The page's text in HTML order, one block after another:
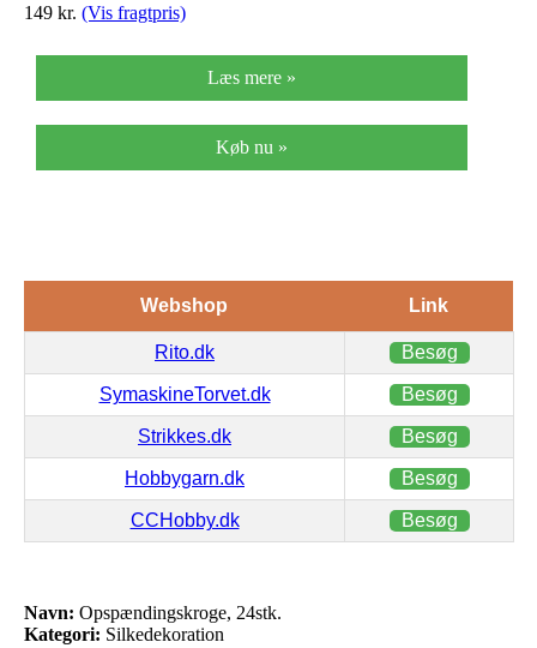
149 kr. (Vis fragtpris)
Læs mere »
Køb nu »
Webshop Link
Rito.dk Besøg
SymaskineTorvet.dk Besøg
Strikkes.dk Besøg
Hobbygarn.dk Besøg
CCHobby.dk Besøg
Navn: Opspændingskroge, 24stk.
Kategori: Silkedekoration